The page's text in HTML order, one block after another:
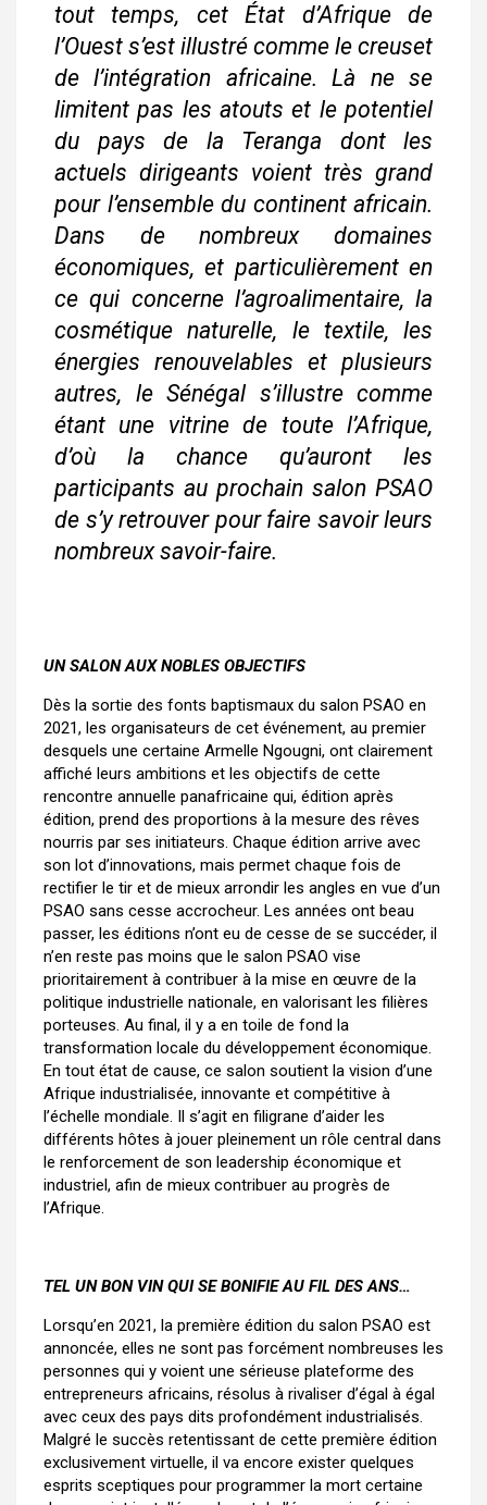
tout temps, cet État d’Afrique de
l’Ouest s’est illustré comme le creuset
de l’intégration africaine. Là ne se
limitent pas les atouts et le potentiel
du pays de la Teranga dont les
actuels dirigeants voient très grand
pour l’ensemble du continent africain.
Dans de nombreux domaines
économiques, et particulièrement en
ce qui concerne l’agroalimentaire, la
cosmétique naturelle, le textile, les
énergies renouvelables et plusieurs
autres, le Sénégal s’illustre comme
étant une vitrine de toute l’Afrique,
d’où la chance qu’auront les
participants au prochain salon PSAO
de s’y retrouver pour faire savoir leurs
nombreux savoir-faire.
UN SALON AUX NOBLES OBJECTIFS
Dès la sortie des fonts baptismaux du salon PSAO en
2021, les organisateurs de cet événement, au premier
desquels une certaine Armelle Ngougni, ont clairement
affiché leurs ambitions et les objectifs de cette
rencontre annuelle panafricaine qui, édition après
édition, prend des proportions à la mesure des rêves
nourris par ses initiateurs. Chaque édition arrive avec
son lot d’innovations, mais permet chaque fois de
rectifier le tir et de mieux arrondir les angles en vue d’un
PSAO sans cesse accrocheur. Les années ont beau
passer, les éditions n’ont eu de cesse de se succéder, il
n’en reste pas moins que le salon PSAO vise
prioritairement à contribuer à la mise en œuvre de la
politique industrielle nationale, en valorisant les filières
porteuses. Au final, il y a en toile de fond la
transformation locale du développement économique.
En tout état de cause, ce salon soutient la vision d’une
Afrique industrialisée, innovante et compétitive à
l’échelle mondiale. Il s’agit en filigrane d’aider les
différents hôtes à jouer pleinement un rôle central dans
le renforcement de son leadership économique et
industriel, afin de mieux contribuer au progrès de
l’Afrique.
TEL UN BON VIN QUI SE BONIFIE AU FIL DES ANS…
Lorsqu’en 2021, la première édition du salon PSAO est
annoncée, elles ne sont pas forcément nombreuses les
personnes qui y voient une sérieuse plateforme des
entrepreneurs africains, résolus à rivaliser d’égal à égal
avec ceux des pays dits profondément industrialisés.
Malgré le succès retentissant de cette première édition
exclusivement virtuelle, il va encore exister quelques
esprits sceptiques pour programmer la mort certaine